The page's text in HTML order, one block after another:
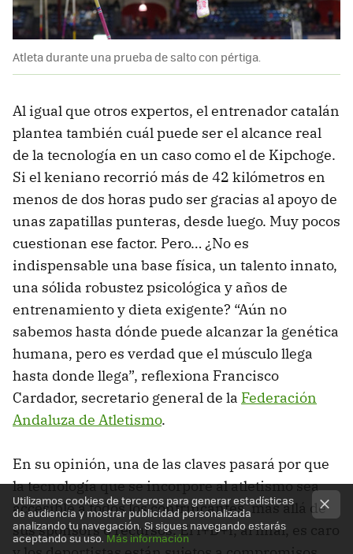
Atleta durante una prueba de salto con pértiga.
Al igual que otros expertos, el entrenador catalán
plantea también cuál puede ser el alcance real
de la tecnología en un caso como el de Kipchoge.
Si el keniano recorrió más de 42 kilómetros en
menos de dos horas pudo ser gracias al apoyo de
unas zapatillas punteras, desde luego. Muy pocos
cuestionan ese factor. Pero… ¿No es
indispensable una base física, un talento innato,
una sólida robustez psicológica y años de
entrenamiento y dieta exigente? “Aún no
sabemos hasta dónde puede alcanzar la genética
humana, pero es verdad que el músculo llega
hasta donde llega”, reflexiona Francisco
Cardador, secretario general de la Federación
Andaluza de Atletismo.
En su opinión, una de las claves pasará por que
la tecnología que se incorpore al atletismo sea
accesible a todos los contrincantes, más allá de
sus sponsors o recursos. El I+D+i, al final, es caro
Utilizamos cookies de terceros para generar estadísticas
de audiencia y mostrar publicidad personalizada
analizando tu navegación. Si sigues navegando estarás
aceptando su uso.Más información